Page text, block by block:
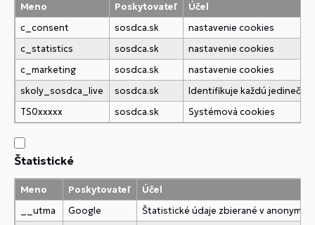
Meno Poskytovateľ
Účel
c_consent
sosdca.sk
nastavenie cookies
c_statistics
sosdca.sk
nastavenie cookies
c_marketing
sosdca.sk
nastavenie cookies
skoly_sosdca_live
sosdca.sk
Identifikuje každú
TS0xxxxx
sosdca.sk Systémová cookies
Štatistické
Meno Poskytovateľ
Účel
__utma
Google
Štatistické údaje zbierané v